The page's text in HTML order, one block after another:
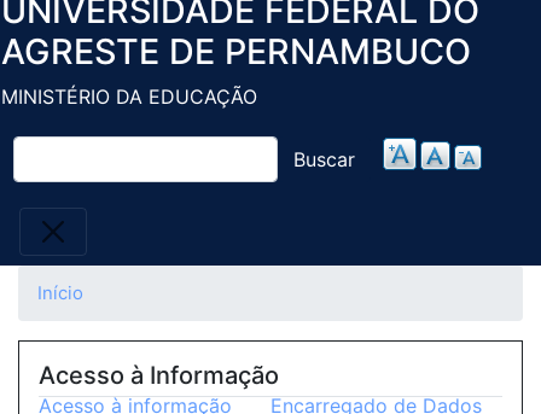
UNIVERSIDADE FEDERAL DO
AGRESTE DE PERNAMBUCO
MINISTÉRIO DA EDUCAÇÃO
Buscar
Início
Acesso à Informação
Acesso à informação Encarregado de Dados